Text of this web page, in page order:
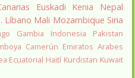
Euskadi Kenia
Nepal
Líbano Mali Mozambique Siria
Gambia Indonesia
Pakistan
Camerún Emiratos Arabes
Ecuatorial Haití Kurdistan Kuwait